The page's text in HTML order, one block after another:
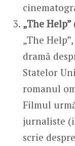
„The Help”
„The
dramă
Statelor
romanul
Filmul
jurnaliste
scrie